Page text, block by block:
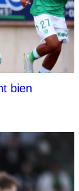
bien